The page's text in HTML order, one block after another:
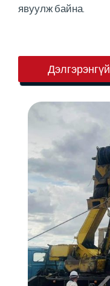
явуулж байна.
Дэлгэрэнгүй